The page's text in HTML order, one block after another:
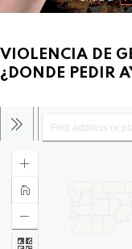
VIOLENCIA DE
¿DONDE PEDIR